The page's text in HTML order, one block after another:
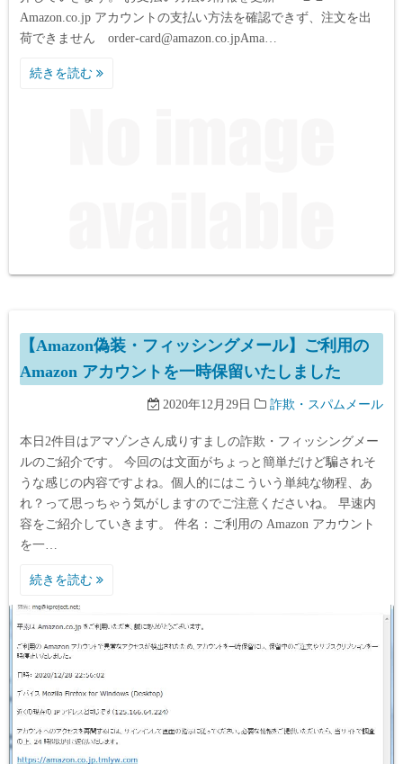
Amazon.co.jp アカウントの支払い方法を確認できず、注文を出
荷できません order-card@amazon.co.jpАma…
続きを読む
【Amazon偽装・フィッシングメール】ご利用の
Amazon アカウントを一時保留いたしました
2020年12月29日 詐欺・スパムメール
本日2件目はアマゾンさん成りすましの詐欺・フィッシングメー
ルのご紹介です。 今回のは文面がちょっと簡単だけど騙されそ
うな感じの内容ですよね。個人的にはこういう単純な物程、あ
れ？って思っちゃう気がしますのでご注意くださいね。 早速内
容をご紹介していきます。 件名：ご利用の Amazon アカウント
を一…
続きを読む